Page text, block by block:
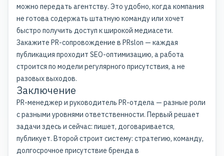
можно передать агентству. Это удобно, когда компания
не готова содержать штатную команду или хочет
быстро получить доступ к широкой медиасети.
Закажите PR-сопровождение в PRslon — каждая
публикация проходит SEO-оптимизацию, а работа
строится по модели регулярного присутствия, а не
разовых выходов.
Заключение
PR-менеджер и руководитель PR-отдела — разные роли
с разными уровнями ответственности. Первый решает
задачи здесь и сейчас: пишет, договаривается,
публикует. Второй строит систему: стратегию, команду,
долгосрочное присутствие бренда в